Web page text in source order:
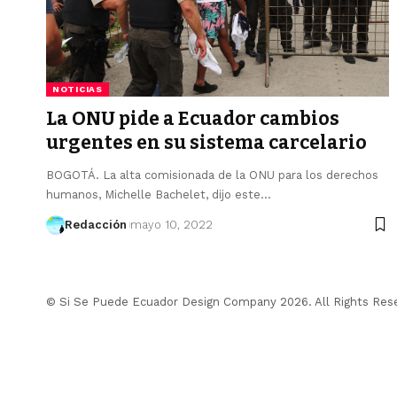
NOTICIAS
La ONU pide a Ecuador cambios
urgentes en su sistema carcelario
BOGOTÁ. La alta comisionada de la ONU para los derechos
humanos, Michelle Bachelet, dijo este…
Redacción mayo 10, 2022
© Si Se Puede Ecuador Design Company 2026. All Rights